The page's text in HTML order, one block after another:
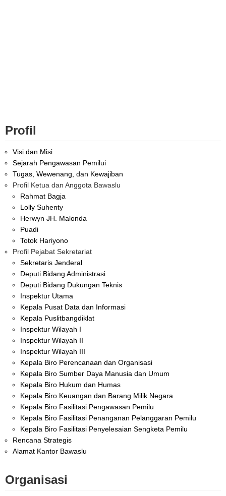
Profil
Visi dan Misi
Sejarah Pengawasan Pemilui
Tugas, Wewenang, dan Kewajiban
Profil Ketua dan Anggota Bawaslu
Rahmat Bagja
Lolly Suhenty
Herwyn JH. Malonda
Puadi
Totok Hariyono
Profil Pejabat Sekretariat
Sekretaris Jenderal
Deputi Bidang Administrasi
Deputi Bidang Dukungan Teknis
Inspektur Utama
Kepala Pusat Data dan Informasi
Kepala Puslitbangdiklat
Inspektur Wilayah I
Inspektur Wilayah II
Inspektur Wilayah III
Kepala Biro Perencanaan dan Organisasi
Kepala Biro Sumber Daya Manusia dan Umum
Kepala Biro Hukum dan Humas
Kepala Biro Keuangan dan Barang Milik Negara
Kepala Biro Fasilitasi Pengawasan Pemilu
Kepala Biro Fasilitasi Penanganan Pelanggaran Pemilu
Kepala Biro Fasilitasi Penyelesaian Sengketa Pemilu
Rencana Strategis
Alamat Kantor Bawaslu
Organisasi